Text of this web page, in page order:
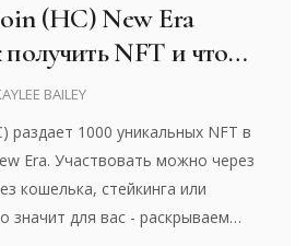
(HC) New Era
NFT и что
вас
BAILEY
раздает 1000 уникальных NFT в
Era. Участвовать можно через
кошелька, стейкинга или
значит для вас - раскрываем